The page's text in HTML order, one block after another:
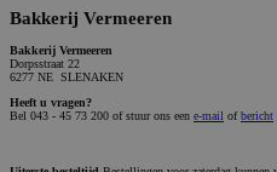
Bakkerij Vermeeren
Bakkerij Vermeeren
Dorpsstraat 22
6277 NE SLENAKEN
Heeft u vragen?
Bel 043 - 45 73 200 of stuur ons een e-mail ofbericht